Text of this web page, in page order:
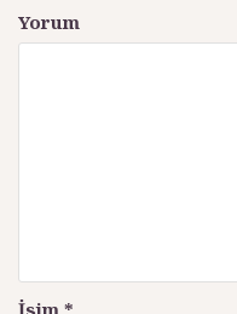
ş
Yorum
İsim *